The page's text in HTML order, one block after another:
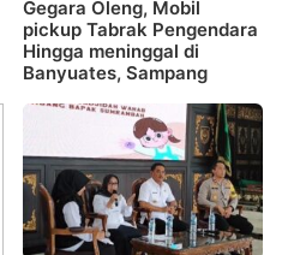
Gegara Oleng, Mobil
pickup Tabrak Pengendara
Hingga meninggal di
Banyuates, Sampang